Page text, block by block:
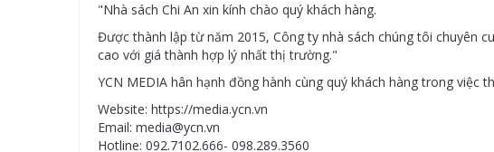
"Nhà sách Chi An xin kính chào quý khách hàng.
Được thành lập từ năm 2015, Công ty nhà sách chúng tôi chuyên
cao với giá thành hợp lý nhất thị trường."
YCN MEDIA hân hạnh đồng hành cùng quý khách hàng trong việc
Website: https://media.ycn.vn
Email: media@ycn.vn
Hotline: 092.7102.666- 098.289.3560